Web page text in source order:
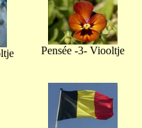
Pensée -3- Viooltje